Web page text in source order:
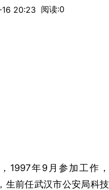
20:23 阅读:0
1997年9月参加工作，
生前任武汉市公安局科技